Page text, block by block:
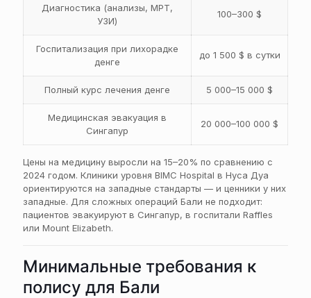
Диагностика (анализы, МРТ,
УЗИ)
100–300 $
Госпитализация при лихорадке
денге
до 1 500 $ в сутки
Полный курс лечения денге 5 000–15 000 $
Медицинская эвакуация в
Сингапур
20 000–100 000 $
Цены на медицину выросли на 15–20% по сравнению с
2024 годом. Клиники уровня BIMC Hospital в Нуса Дуа
ориентируются на западные стандарты — и ценники у них
западные. Для сложных операций Бали не подходит:
пациентов эвакуируют в Сингапур, в госпитали Raffles
или Mount Elizabeth.
Минимальные требования к
полису для Бали